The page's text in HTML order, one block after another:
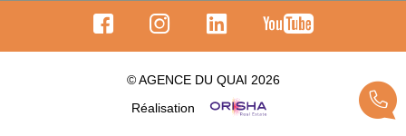
© AGENCE DU QUAI 2026
Réalisation